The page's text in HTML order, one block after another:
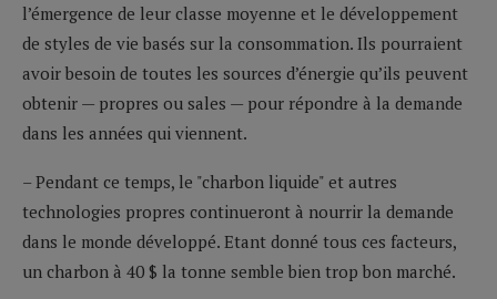
l’émergence de leur classe moyenne et le développement
de styles de vie basés sur la consommation. Ils pourraient
avoir besoin de toutes les sources d’énergie qu’ils peuvent
obtenir — propres ou sales — pour répondre à la demande
dans les années qui viennent.
– Pendant ce temps, le "charbon liquide" et autres
technologies propres continueront à nourrir la demande
dans le monde développé. Etant donné tous ces facteurs,
un charbon à 40 $ la tonne semble bien trop bon marché.